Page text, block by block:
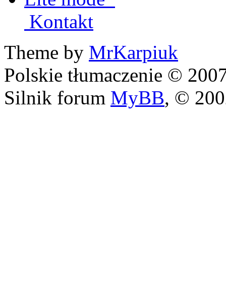
Kontakt
Theme by MrKarpiuk
Polskie tłumaczenie ©
Silnik forum MyBB, ©